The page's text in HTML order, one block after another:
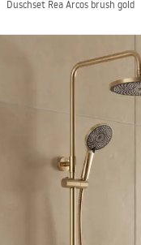
Duschset Rea Arcos brush gold